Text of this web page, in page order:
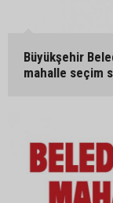
Büyükşehir
mahalle seçim